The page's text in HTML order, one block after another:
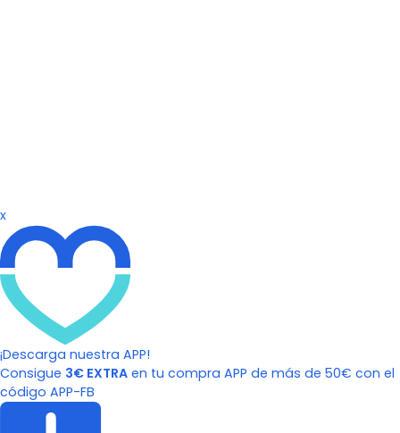
x
¡Descarga nuestra APP!
Consigue 3€ EXTRA en tu compra APP de más de 50€ con el
código APP-FB